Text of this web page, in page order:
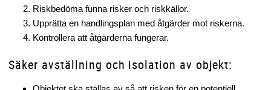
Riskbedöma funna risker och riskkällor.
Upprätta en handlingsplan med åtgärder mot riskerna.
Kontrollera att åtgärderna fungerar.
Säker avställning och isolation av objekt: